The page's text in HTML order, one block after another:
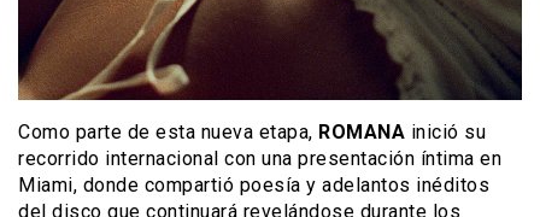
Como parte de esta nueva etapa, ROMANA inició su
recorrido internacional con una presentación íntima en
Miami, donde compartió poesía y adelantos inéditos
del disco que continuará revelándose durante los